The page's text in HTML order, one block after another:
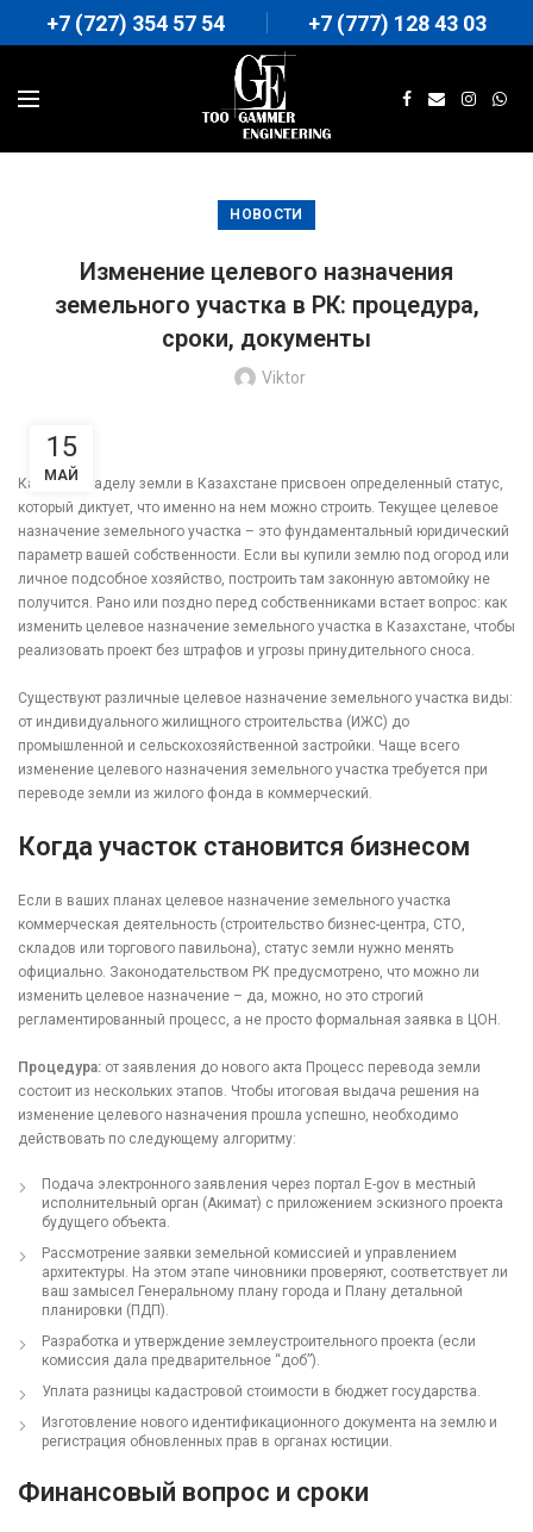
+7 (727) 354 57 54 +7 (777) 128 43 03
НОВОСТИ
Изменение целевого назначения
земельного участка в РК: процедура,
сроки, документы
Viktor
15
МАЙ
Каждому наделу земли в Казахстане присвоен определенный статус,
который диктует, что именно на нем можно строить. Текущее целевое
назначение земельного участка – это фундаментальный юридический
параметр вашей собственности. Если вы купили землю под огород или
личное подсобное хозяйство, построить там законную автомойку не
получится. Рано или поздно перед собственниками встает вопрос: как
изменить целевое назначение земельного участка в Казахстане, чтобы
реализовать проект без штрафов и угрозы принудительного сноса.
Существуют различные целевое назначение земельного участка виды:
от индивидуального жилищного строительства (ИЖС) до
промышленной и сельскохозяйственной застройки. Чаще всего
изменение целевого назначения земельного участка требуется при
переводе земли из жилого фонда в коммерческий.
Когда участок становится бизнесом
Если в ваших планах целевое назначение земельного участка
коммерческая деятельность (строительство бизнес-центра, СТО,
складов или торгового павильона), статус земли нужно менять
официально. Законодательством РК предусмотрено, что можно ли
изменить целевое назначение – да, можно, но это строгий
регламентированный процесс, а не просто формальная заявка в ЦОН.
Процедура: от заявления до нового акта Процесс перевода земли
состоит из нескольких этапов. Чтобы итоговая выдача решения на
изменение целевого назначения прошла успешно, необходимо
действовать по следующему алгоритму:
Подача электронного заявления через портал E-gov в местный
исполнительный орган (Акимат) с приложением эскизного проекта
будущего объекта.
Рассмотрение заявки земельной комиссией и управлением
архитектуры. На этом этапе чиновники проверяют, соответствует ли
ваш замысел Генеральному плану города и Плану детальной
планировки (ПДП).
Разработка и утверждение землеустроительного проекта (если
комиссия дала предварительное “доб”).
Уплата разницы кадастровой стоимости в бюджет государства.
Изготовление нового идентификационного документа на землю и
регистрация обновленных прав в органах юстиции.
Финансовый вопрос и сроки